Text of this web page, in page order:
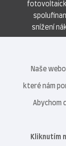
snížení
Naše
které nám
Abychom
Kliknutím